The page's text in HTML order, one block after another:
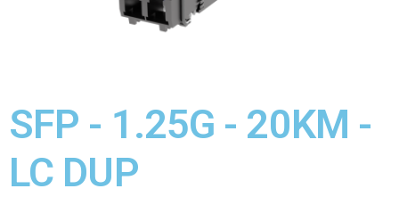
SFP - 1.25G - 20KM -
LC DUP